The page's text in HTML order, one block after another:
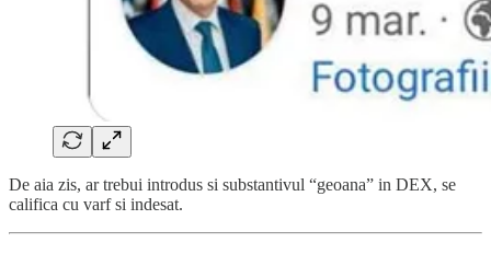
De aia zis, ar trebui introdus si substantivul “geoana” in DEX, se
califica cu varf si indesat.